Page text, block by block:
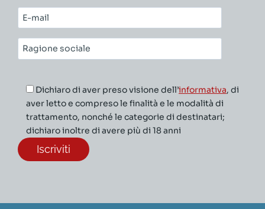
cognome*
E-
mail*
Ragione
sociale*
Dichiaro di aver preso visione dell’informativa, di
aver letto e compreso le finalità e le modalità di
trattamento, nonché le categorie di destinatari;
dichiaro inoltre di avere più di 18 anni